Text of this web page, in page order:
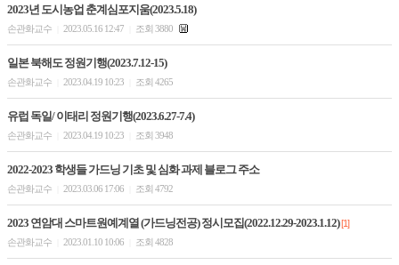
2023년 도시농업 춘계심포지움(2023.5.18)
손관화교수 2023.05.16 12:47 조회 3880
일본 북해도 정원기행(2023.7.12-15)
손관화교수 2023.04.19 10:23 조회 4265
유럽 독일/ 이태리 정원기행(2023.6.27-7.4)
손관화교수 2023.04.19 10:23 조회 3948
2022-2023 학생들 가드닝 기초 및 심화 과제 블로그 주소
손관화교수 2023.03.06 17:06 조회 4792
2023 연암대 스마트원예계열 (가드닝전공) 정시모집(2022.12.29-2023.1.12)[1]
손관화교수
2023.01.10 10:06 조회 4828